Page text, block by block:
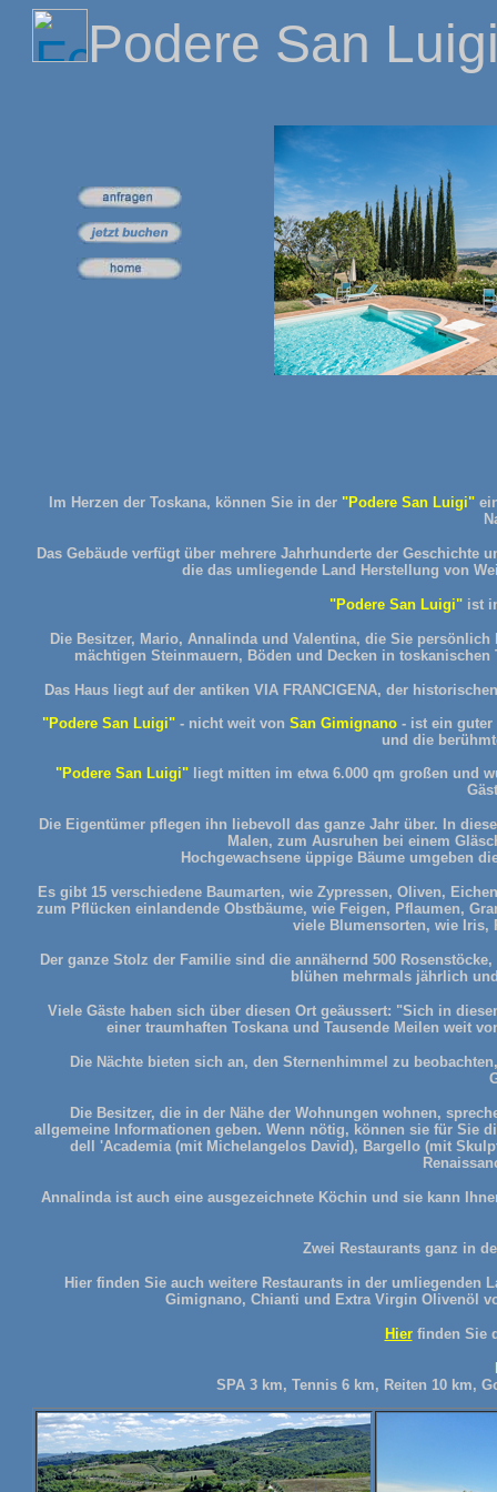
Podere San
Im Herzen der Toskana, können Sie in der "Podere San Luigi"
Das Gebäude verfügt über mehrere Jahrhunderte der
die das umliegende Land Herstellung von
"Podere San Luigi" ist
Die Besitzer, Mario, Annalinda und Valentina, die Sie
mächtigen Steinmauern, Böden und Decken in
Das Haus liegt auf der antiken VIA FRANCIGENA, der
"Podere San Luigi" - nicht weit von San Gimignano - ist ein guter
und die
"Podere San Luigi" liegt mitten im etwa 6.000 qm großen und
Die Eigentümer pflegen ihn liebevoll das ganze Jahr über. In
Malen, zum Ausruhen bei einem
Hochgewachsene üppige Bäume umgeben
Es gibt 15 verschiedene Baumarten, wie Zypressen, Oliven,
zum Pflücken einlandende Obstbäume, wie Feigen, Pflaumen,
viele Blumensorten, wie Iris,
Der ganze Stolz der Familie sind die annähernd 500
blühen mehrmals jährlich
Viele Gäste haben sich über diesen Ort geäussert: "Sich in
einer traumhaften Toskana und Tausende Meilen weit
Die Nächte bieten sich an, den Sternenhimmel zu
Die Besitzer, die in der Nähe der Wohnungen wohnen,
allgemeine Informationen geben. Wenn nötig, können sie für Sie
dell 'Academia (mit Michelangelos David), Bargello (mit
Annalinda ist auch eine ausgezeichnete Köchin und sie kann
Zwei Restaurants ganz in
Hier finden Sie auch weitere Restaurants in der umliegenden
Gimignano, Chianti und Extra Virgin Olivenöl
Hierfinden Sie
SPA 3 km, Tennis 6 km, Reiten 10 km,